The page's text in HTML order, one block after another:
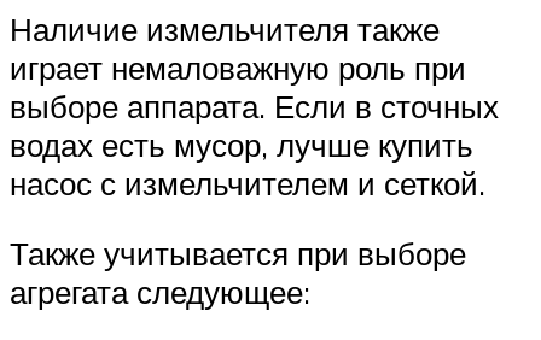
Наличие измельчителя также
играет немаловажную роль при
выборе аппарата. Если в сточных
водах есть мусор, лучше купить
насос с измельчителем и сеткой.
Также учитывается при выборе
агрегата следующее: